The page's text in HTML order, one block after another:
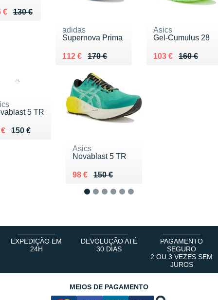
130 €
lieu de 130 €
€ 85 €
adidas
Supernova Prima
170 €
Au lieu de 170 €
112 €
Vendu 112 €
Asics
Gel-Cumulus 28
160 €
Au lieu de 160 €
103 €
Vendu 103 €
5 TR
150 €
de 150 €
98 €
Asics
Novablast 5 TR
150 €
Au lieu de 150 €
98 €
Vendu 98 €
EXPEDIÇÃO EM
24H
DEVOLUÇÃO ATÉ
30 DIAS
PAGAMENTO
SEGURO
2 OU 3 VEZES SEM
JUROS
MEIOS DE PAGAMENTO